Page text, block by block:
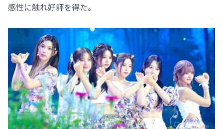
感性に触れ好評を得た。